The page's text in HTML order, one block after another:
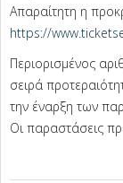
Απαραίτητη η
https://
Περιορισμένος
σειρά
την έναρξη των
Οι παραστάσεις